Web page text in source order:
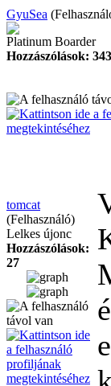
GyuSea
Platinum Boarder
Hozzászólások: 343
tomcat
(Felhasználó)
Lelkes újonc
Hozzászólások:
27